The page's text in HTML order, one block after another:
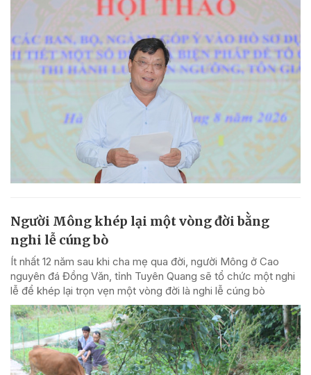
Người Mông khép lại một vòng đời bằng
nghi lễ cúng bò
Ít nhất 12 năm sau khi cha mẹ qua đời, người Mông ở Cao
nguyên đá Đồng Văn, tỉnh Tuyên Quang sẽ tổ chức một nghi
lễ để khép lại trọn vẹn một vòng đời là nghi lễ cúng bò